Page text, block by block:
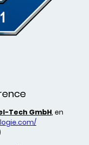
Tech GmbH, en